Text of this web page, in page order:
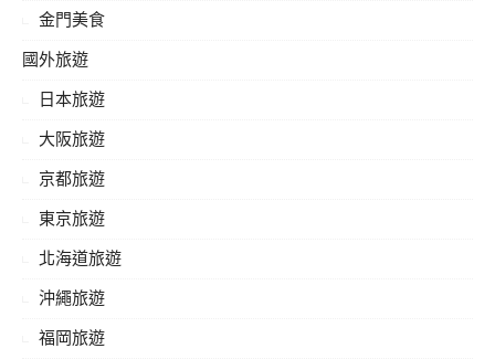
金門美食
國外旅遊
日本旅遊
大阪旅遊
京都旅遊
東京旅遊
北海道旅遊
沖繩旅遊
福岡旅遊